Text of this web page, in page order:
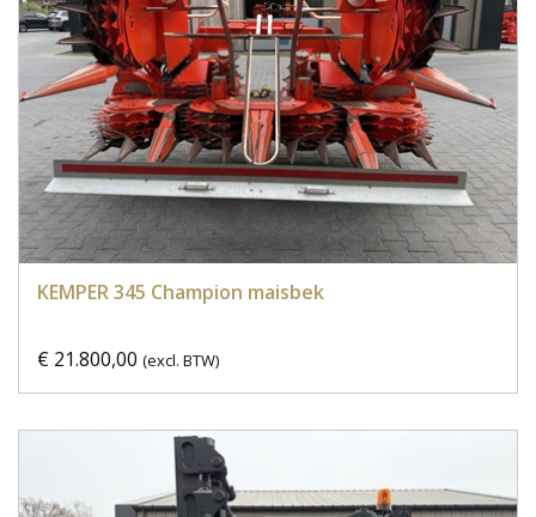
KEMPER 345 Champion maisbek
€ 21.800,00 (excl. BTW)